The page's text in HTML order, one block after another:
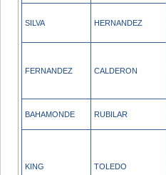
SILVA HERNANDEZ
FERNANDEZ CALDERON
BAHAMONDE RUBILAR
KING TOLEDO